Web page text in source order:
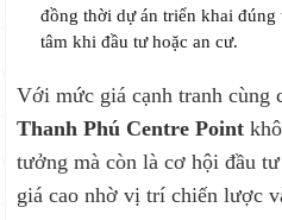
đồng thời dự án triển khai
tâm khi đầu tư hoặc an cư.
Với mức giá cạnh tranh cùng
Thanh Phú Centre Point
tưởng mà còn là cơ hội đầu
giá cao nhờ vị trí chiến lược